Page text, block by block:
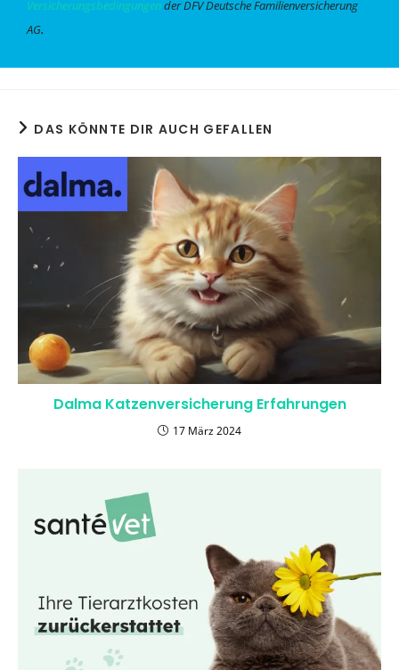
Versicherungsbedingungender DFV Deutsche Familienversicherung
AG.
DAS KÖNNTE DIR AUCH GEFALLEN
Dalma Katzenversicherung Erfahrungen
17 März 2024